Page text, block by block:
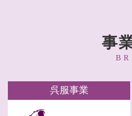
事
呉服事業